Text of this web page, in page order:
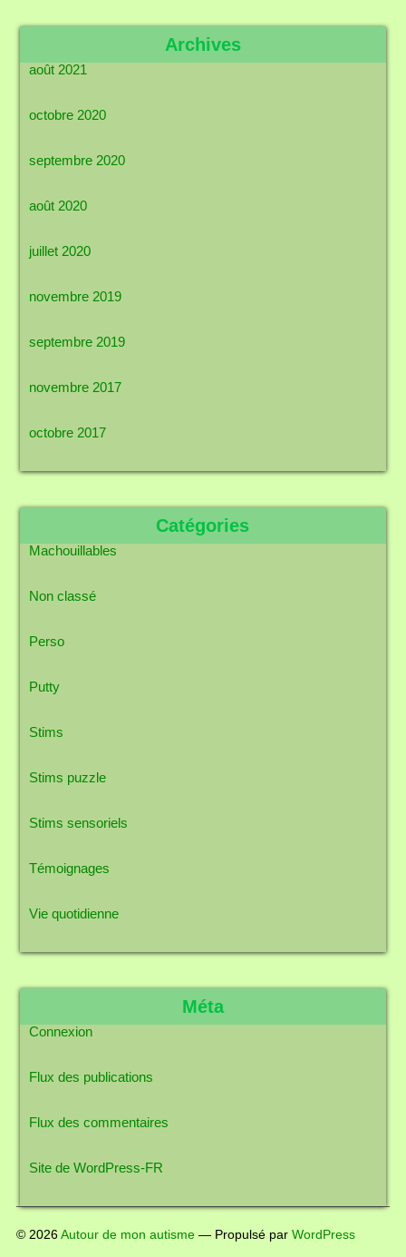
Archives
août 2021
octobre 2020
septembre 2020
août 2020
juillet 2020
novembre 2019
septembre 2019
novembre 2017
octobre 2017
Catégories
Machouillables
Non classé
Perso
Putty
Stims
Stims puzzle
Stims sensoriels
Témoignages
Vie quotidienne
Méta
Connexion
Flux des publications
Flux des commentaires
Site de WordPress-FR
© 2026Autour de mon autisme— Propulsé par WordPress